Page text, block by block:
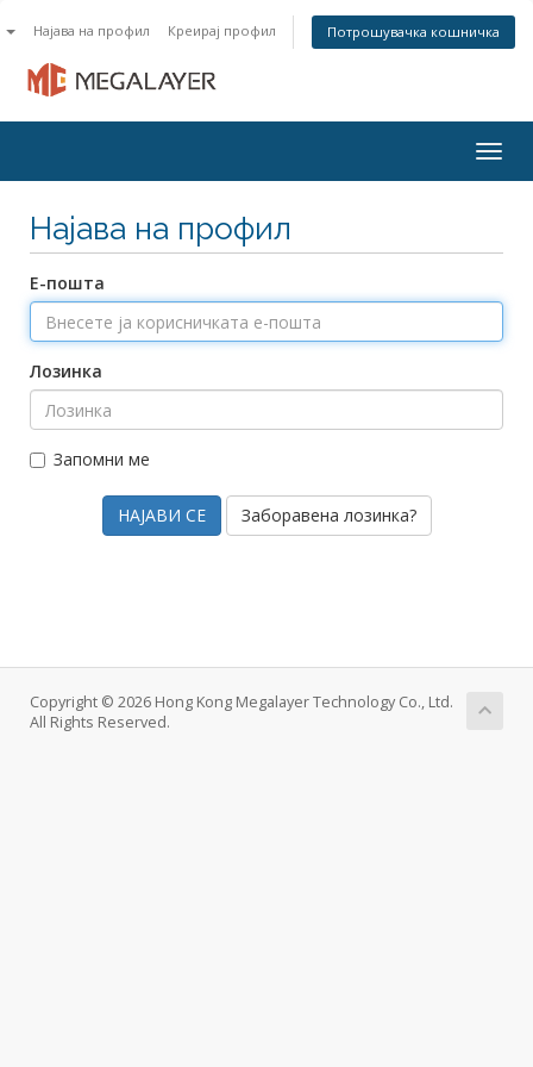
Најава на профил Креирај профил Потрошувачка кошничка
Најава на профил
Е-пошта
Лозинка
Запомни ме
Заборавена лозинка?
Copyright © 2026 Hong Kong Megalayer Technology Co., Ltd.
All Rights Reserved.